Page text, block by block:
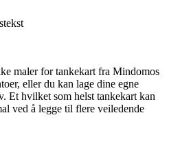
maler for tankekart fra Mindomos
eller du kan lage dine egne
Et hvilket som helst tankekart kan
ved å legge til flere veiledende